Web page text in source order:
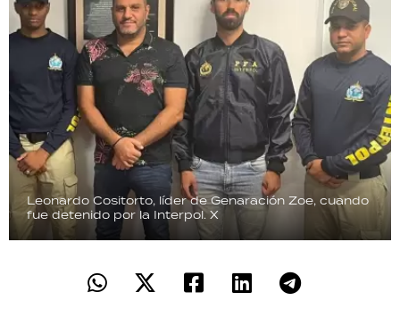
Leonardo Cositorto, líder de Genaración Zoe, cuando
fue detenido por la Interpol.X
PALABRAS
HORÓSCOPO
Seguinos